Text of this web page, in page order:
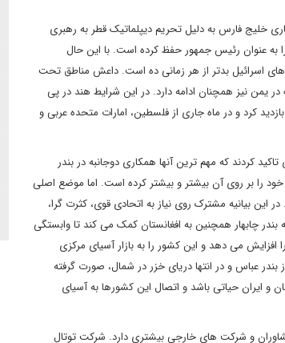
خلیج فارس به دلیل تحریم دیپلماتیک قطر به رهبری
عنوان رئیس جمهور حفظ کرده است. با این حال
اسرائیل بدتر از هر زمانی ده است. داعش مناطق تحت
یمن نیز همچنان ادامه دارد. در این شرایط هند در پی
کشورهای هر دو سوی خلیج فارس است. مودی در سال 2016 از عربستان بازدید کرد و در ماه جاری از فلسطین، امارات متحده عربی و
کردند که مهم ترین آنها همکاری دوجانبه در بندر
را بر روی آن بیشتر و بیشتر کرده است. اما موضع اصلی
بیانیه مشترک روی نیاز به اتحادی قوی، کثرت گرا،
چابهار همچنین به افغانستان کمک می کند تا وابستگی
می دهد و این کشور را به بازار آسیای مرکزی
عباس و در انتها دریای خزر در شمال، صورت گرفته
و ایران حیاتی باشد و اتصال این کشورها به آسیای
و شرکت های خارجی بیشتری دارد. شرکت توتال